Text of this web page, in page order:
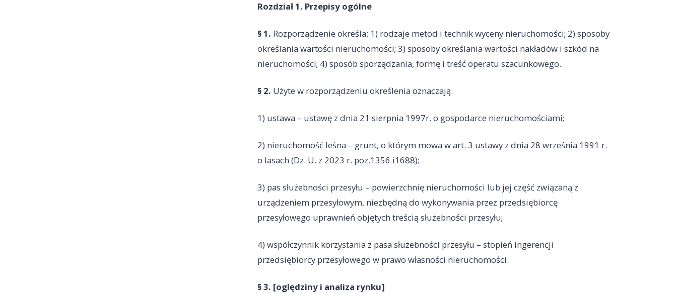
Rozdział 1. Przepisy ogólne
§ 1. Rozporządzenie określa: 1) rodzaje metod i technik wyceny nieruchomości; 2) sposoby
określania wartości nieruchomości; 3) sposoby określania wartości nakładów i szkód na
nieruchomości; 4) sposób sporządzania, formę i treść operatu szacunkowego.
§ 2. Użyte w rozporządzeniu określenia oznaczają:
1) ustawa – ustawę z dnia 21 sierpnia 1997r. o gospodarce nieruchomościami;
2) nieruchomość leśna – grunt, o którym mowa w art. 3 ustawy z dnia 28 września 1991 r.
o lasach (Dz. U. z 2023 r. poz.1356 i1688);
3) pas służebności przesyłu – powierzchnię nieruchomości lub jej część związaną z
urządzeniem przesyłowym, niezbędną do wykonywania przez przedsiębiorcę
przesyłowego uprawnień objętych treścią służebności przesyłu;
4) współczynnik korzystania z pasa służebności przesyłu – stopień ingerencji
przedsiębiorcy przesyłowego w prawo własności nieruchomości.
§ 3. [oględziny i analiza rynku]